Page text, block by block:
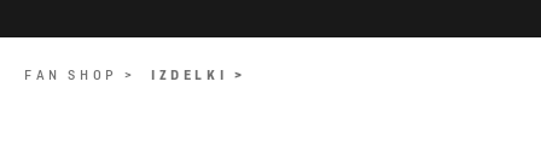
FAN SHOP > IZDELKI >